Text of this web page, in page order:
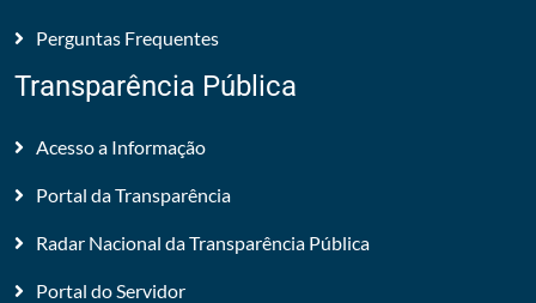
Perguntas Frequentes
Transparência Pública
Acesso a Informação
Portal da Transparência
Radar Nacional da Transparência Pública
Portal do Servidor